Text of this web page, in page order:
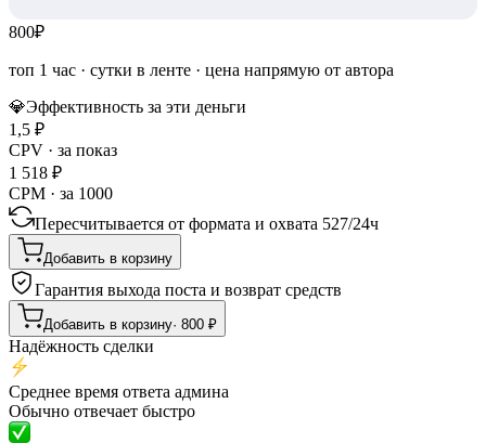
800₽
топ 1 час · сутки в ленте · цена напрямую от автора
💎Эффективность за эти деньги
1,5 ₽
CPV · за показ
1 518 ₽
CPM · за 1000
Пересчитывается от формата и охвата 527/24ч
Добавить в корзину
Гарантия выхода поста и возврат средств
Добавить в корзину· 800 ₽
Надёжность сделки
Среднее время ответа админа
Обычно отвечает быстро